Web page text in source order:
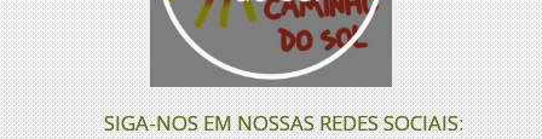
SIGA-NOS EM NOSSAS REDES SOCIAIS: